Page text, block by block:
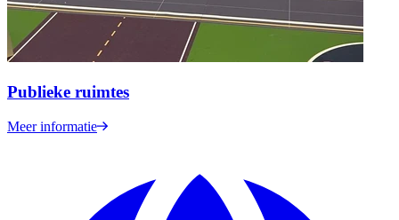
Publieke ruimtes
Meer informatie